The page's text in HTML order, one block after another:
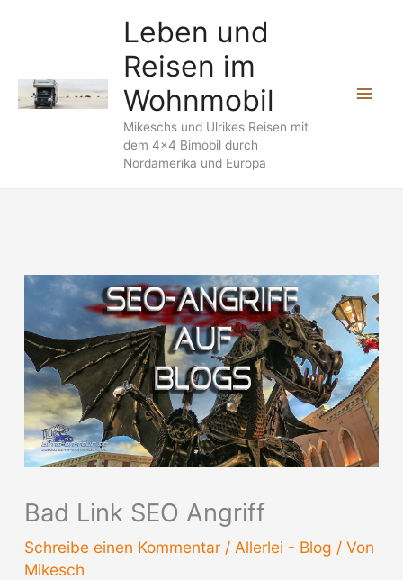
Leben und
Reisen im
Wohnmobil
Mikeschs und Ulrikes Reisen mit
dem 4x4 Bimobil durch
Nordamerika und Europa
Bad Link SEO Angriff
Schreibe einen Kommentar / Allerlei - Blog / Von
Mikesch